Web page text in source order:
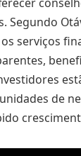
Segundo
serviços
de